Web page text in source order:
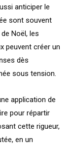
anticiper le
sont souvent
Noël, les
peuvent créer un
dès
sous tension.
application de
pour répartir
cette rigueur,
en un